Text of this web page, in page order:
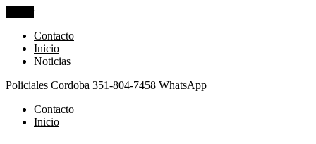
Contacto
Inicio
Noticias
Policiales Cordoba 351-804-7458 WhatsApp
Contacto
Inicio